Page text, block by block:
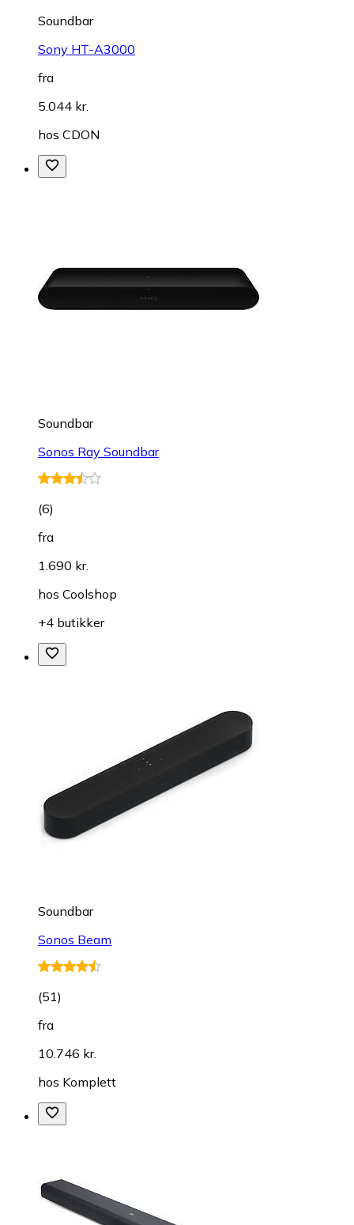
Soundbar
Sony HT-A3000
fra
5.044 kr.
hos CDON
Soundbar
Sonos Ray Soundbar
(6)
fra
1.690 kr.
hos Coolshop
+4 butikker
Soundbar
Sonos Beam
(51)
fra
10.746 kr.
hos Komplett